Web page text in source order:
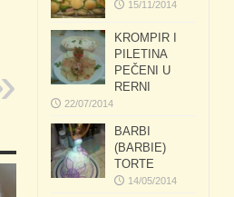
15/11/2014
KROMPIR I
PILETINA
PEČENI U
RERNI
22/07/2014
BARBI
(BARBIE)
TORTE
14/05/2014